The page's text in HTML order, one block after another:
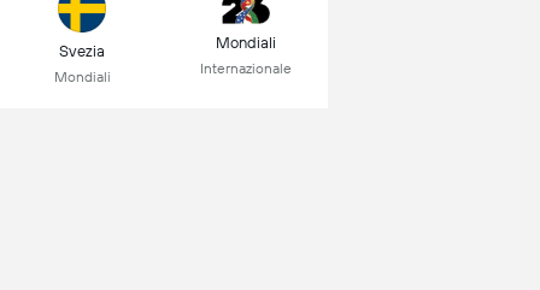
Svezia
Mondiali
Mondiali
Internazionale